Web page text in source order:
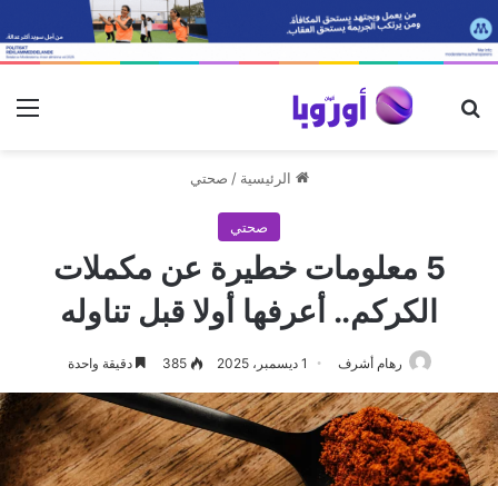
بحث عن
الرئيسية / صحتي
صحتي
5 معلومات خطيرة عن مكملات
الكركم.. أعرفها أولا قبل تناوله
رهام أشرف 1 ديسمبر، 2025 385 دقيقة واحدة